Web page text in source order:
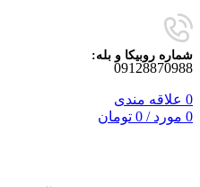
شماره روبیکا و بله:
09128870988
0 علاقه مندی
0 مورد /
0 تومان